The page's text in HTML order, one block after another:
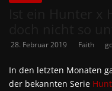
28. Februar 2019 Faith
In den letzten Monaten
der bekannten Serie